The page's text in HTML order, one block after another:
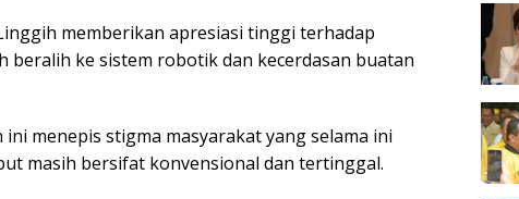
memberikan apresiasi tinggi terhadap
beralih ke sistem robotik dan kecerdasan buatan
menepis stigma masyarakat yang selama ini
masih bersifat konvensional dan tertinggal.